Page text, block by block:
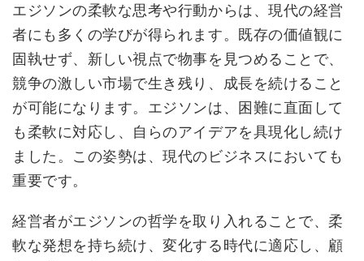
エジソンの柔軟な思考や行動からは、現代の経営
者にも多くの学びが得られます。既存の価値観に
固執せず、新しい視点で物事を見つめることで、
競争の激しい市場で生き残り、成長を続けること
が可能になります。エジソンは、困難に直面して
も柔軟に対応し、自らのアイデアを具現化し続け
ました。この姿勢は、現代のビジネスにおいても
重要です。
経営者がエジソンの哲学を取り入れることで、柔
軟な発想を持ち続け、変化する時代に適応し、顧